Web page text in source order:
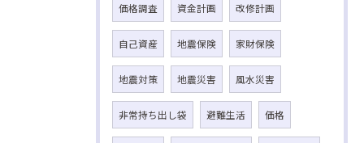
価格調査 資金計画 改修計画
自己資産 地震保険 家財保険
地震対策 地震災害 風水災害
非常持ち出し袋 避難生活 価格